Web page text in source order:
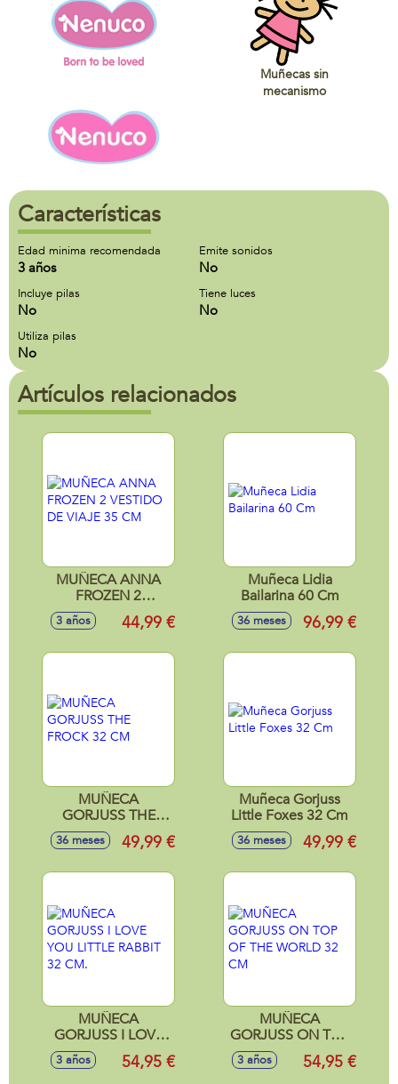
Muñecas sin
mecanismo
Características
Edad minima recomendada
3 años
Emite sonidos
No
Incluye pilas
No
Tiene luces
No
Utiliza pilas
No
Artículos relacionados
MUÑECA ANNA
FROZEN 2
VESTIDO DE VIAJE
35 CM
3 años 44,99 €
Muñeca Lidia
Bailarina 60 Cm
36 meses 96,99 €
MUÑECA
GORJUSS THE
FROCK 32 CM
36 meses 49,99 €
Muñeca Gorjuss
Little Foxes 32 Cm
36 meses 49,99 €
MUÑECA
GORJUSS I LOVE
YOU LITTLE
RABBIT 32 CM.
3 años 54,95 €
MUÑECA
GORJUSS ON TOP
OF THE WORLD 32
3 años 54,95 €